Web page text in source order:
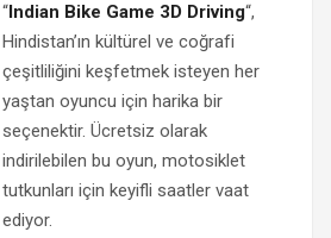
“Indian Bike Game 3D Driving“,
Hindistan’ın kültürel ve coğrafi
çeşitliliğini keşfetmek isteyen her
yaştan oyuncu için harika bir
seçenektir. Ücretsiz olarak
indirilebilen bu oyun, motosiklet
tutkunları için keyifli saatler vaat
ediyor.